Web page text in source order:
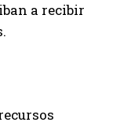
a recibir